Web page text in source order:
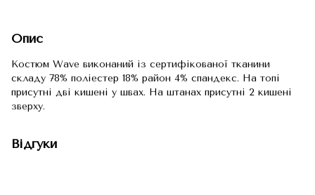
Опис
Костюм Wave виконаний із сертифікованої тканини
складу 78% поліестер 18% район 4% спандекс. На топі
присутні дві кишені у швах. На штанах присутні 2 кишені
зверху.
Відгуки